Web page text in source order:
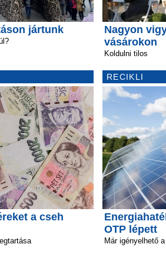
jártunk
a cseh
Nagyon
vásárokon
Koldulni tilos
RECIKLI
OTP lépett
Már igényelhető